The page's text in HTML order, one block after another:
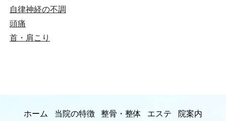
自律神経の不調
頭痛
首・肩こり
ホーム 当院の特徴 整骨・整体 エステ
院案内